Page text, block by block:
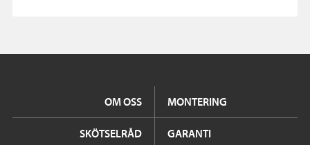
OM OSS MONTERING
SKÖTSELRÅD GARANTI